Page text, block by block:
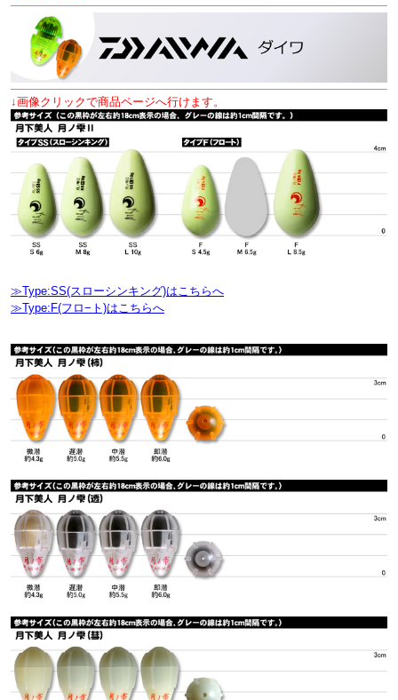
↓画像クリックで商品ページへ行けます。
≫Type:SS(スローシンキング)はこちらへ
≫Type:F(フロ−ト)はこちらへ